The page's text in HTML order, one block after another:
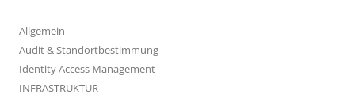
Allgemein
Audit & Standortbestimmung
Identity Access Management
INFRASTRUKTUR